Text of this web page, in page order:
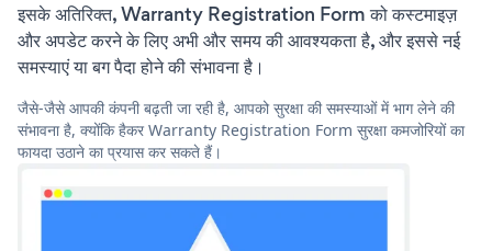
इसके अतिरिक्त, Warranty Registration Form को कस्टमाइज़
और अपडेट करने के लिए अभी और समय की आवश्यकता है, और इससे नई
समस्याएं या बग पैदा होने की संभावना है।
जैसे-जैसे आपकी कंपनी बढ़ती जा रही है, आपको सुरक्षा की समस्याओं में भाग लेने की
संभावना है, क्योंकि हैकर Warranty Registration Form सुरक्षा कमजोरियों का
फायदा उठाने का प्रयास कर सकते हैं।